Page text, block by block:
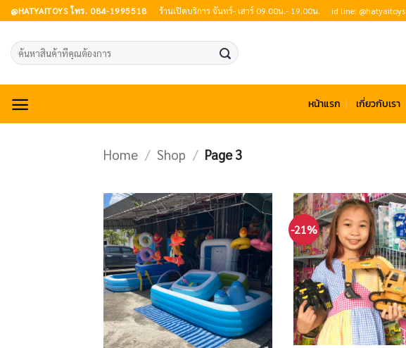
Skip
to
content
@HATYAITOYS โทร. 084-1995518 ร้านเปิดบริการ จันทร์- เสาร์ 09.00น.- 19.00น. id line: @hatyaitoys
Search
for:
หน้าแรก เกี่ยวกับเรา
Home / Shop / Page 3
-21%